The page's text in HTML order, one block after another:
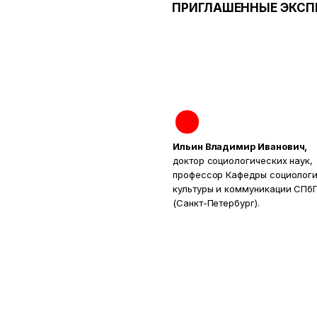
ПРИГЛАШЕННЫЕ
Ильин Владимир Иванович,
доктор социологических наук,
профессор Кафедры
культуры и коммуникации
(Санкт-Петербург).